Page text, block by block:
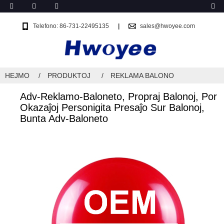
Telefono: 86-731-22495135 sales@hwoyee.com
HEJMO PRODUKTOJ REKLAMA BALONO
Adv-Reklamo-Baloneto, Propraj Balonoj, Por
Okazaĵoj Personigita Presaĵo Sur Balonoj,
Bunta Adv-Baloneto